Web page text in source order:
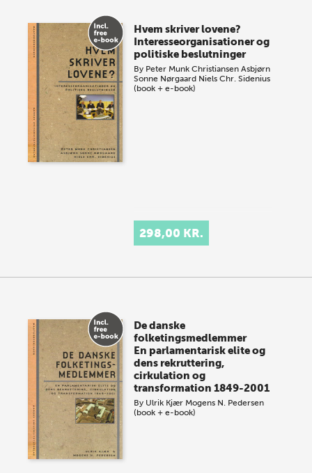
Hvem skriver lovene?
Interesseorganisationer og
politiske beslutninger
By Peter Munk Christiansen Asbjørn
Sonne Nørgaard Niels Chr. Sidenius
(book + e-book)
298,00 KR.
De danske
folketingsmedlemmer
En parlamentarisk elite og
dens rekruttering,
cirkulation og
transformation 1849-2001
By Ulrik Kjær Mogens N. Pedersen
(book + e-book)